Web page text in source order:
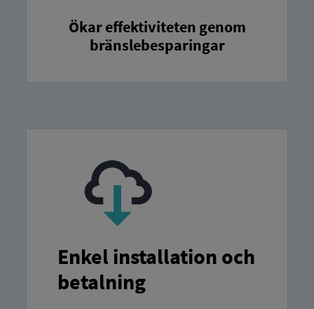
Ökar effektiviteten genom
bränslebesparingar
Enkel installation och
betalning